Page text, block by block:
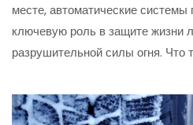
месте, автоматические
ключевую роль в защите жизни
разрушительной силы огня. Что